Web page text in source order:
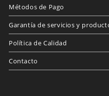
Métodos de Pago
Garantía de servicios y
Política de Calidad
Contacto